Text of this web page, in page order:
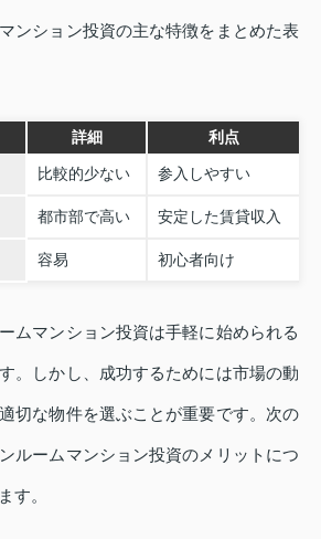
ンション投資の主な特徴をまとめた表
詳細 利点
比較的少ない 参入しやすい
都市部で高い 安定した賃貸収入
容易 初心者向け
ムマンション投資は手軽に始められる
。しかし、成功するためには市場の動
切な物件を選ぶことが重要です。次の
ルームマンション投資のメリットにつ
す。